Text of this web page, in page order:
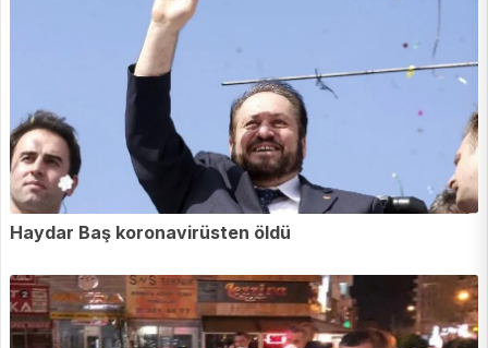
Haydar Baş koronavirüsten öldü